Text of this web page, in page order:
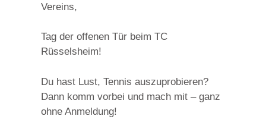
Vereins,
Tag der offenen Tür beim TC
Rüsselsheim!
Du hast Lust, Tennis auszuprobieren?
Dann komm vorbei und mach mit – ganz
ohne Anmeldung!